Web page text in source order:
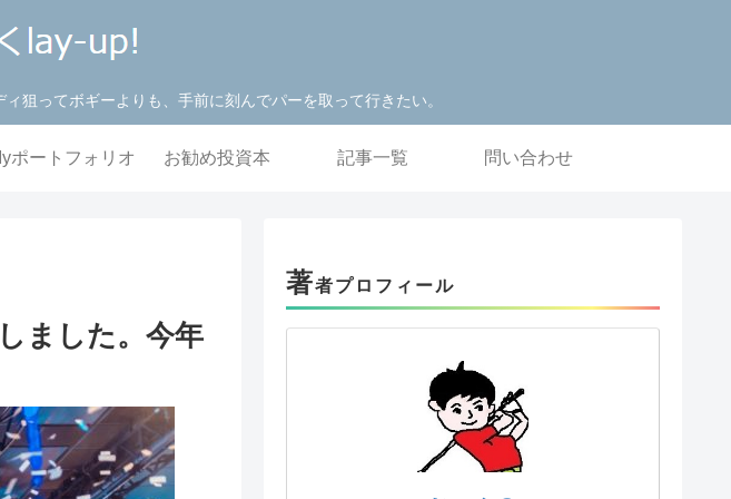
狙ってボギーよりも、手前に刻んでパーを取って行きたい。
ポートフォリオ お勧め投資本 記事一覧 問い合わせ
ました。今年
著者プロフィール